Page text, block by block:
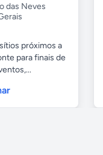
das Neves
próximos a
para finais de